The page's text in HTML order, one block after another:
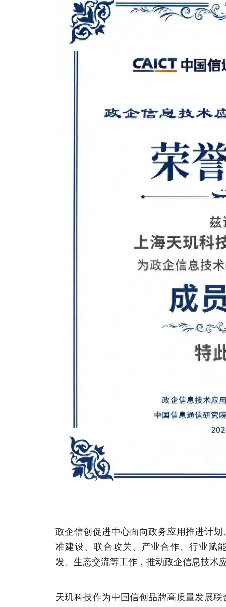
政企信创促进中心面向政务应用推进计
准建设、联合攻关、产业合作、行业赋
发、生态交流等工作，推动政企信息技术
天玑科技作为中国信创品牌高质量发展